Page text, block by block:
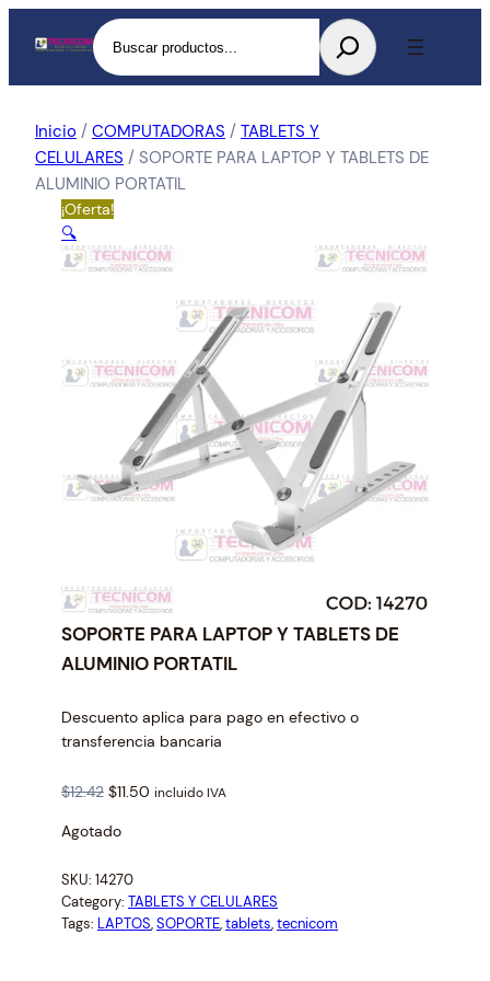
Buscar
Inicio / COMPUTADORAS / TABLETS Y
CELULARES / SOPORTE PARA LAPTOP Y TABLETS DE
ALUMINIO PORTATIL
¡Oferta!
🔍
SOPORTE PARA LAPTOP Y TABLETS DE
ALUMINIO PORTATIL
Descuento aplica para pago en efectivo o
transferencia bancaria
$12.42 O
i
i
n
a
$11.50 C
n
t
incluido IVA
Agotado
SKU: 14270
Category: TABLETS Y CELULARES
Tags: LAPTOS, SOPORTE, tablets, tecnicom